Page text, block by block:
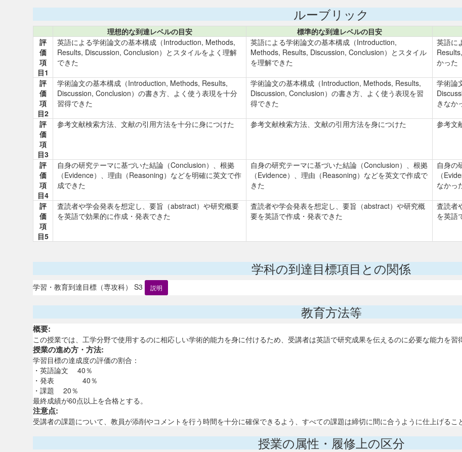
ルーブリック
理想的な到達レベルの目安 標準的な到達レベルの目安
評
価
項
目1
英語による学術論文の基本構成（Introduction, Methods,
Results, Discussion, Conclusion）とスタイルをよく理解
できた
英語による学術論文の基本構成（Introduction,
Methods, Results, Discussion, Conclusion）とスタイル
を理解できた
英語に
かった
評
価
項
目2
学術論文の基本構成（Introduction, Methods, Results,
Discussion, Conclusion）の書き方、よく使う表現を十分
習得できた
学術論文の基本構成（Introduction, Methods, Results,
Discussion, Conclusion）の書き方、よく使う表現を習
得できた
学術論
きなか
評
価
項
目3
参考文献検索方法、文献の引用方法を十分に身につけた 参考文献検索方法、文献の引用方法を身につけた 参考文
評
価
項
目4
自身の研究テーマに基づいた結論（Conclusion）、根拠
（Evidence）、理由（Reasoning）などを明確に英文で作
成できた
自身の研究テーマに基づいた結論（Conclusion）、根拠
（Evidence）、理由（Reasoning）などを英文で作成で
きた
自身の
（
なかっ
評
価
項
目5
査読者や学会発表を想定し、要旨（abstract）や研究概要
を英語で効果的に作成・発表できた
査読者や学会発表を想定し、要旨（abstract）や研究概
要を英語で作成・発表できた
査読者
を英語
学科の到達目標項目との関係
学習・教育到達目標（専攻科） S3 説明
教育方法等
概要:
この授業では、工学分野で使用するのに相応しい学術的能力を身に付けるため、受講者は英語で研究成果を伝えるのに必要な能力を習
授業の進め方・方法:
学習目標の達成度の評価の割合：
・英語論文 40％
・発表 40％
・課題 20％
最終成績が60点以上を合格とする。
注意点:
受講者の課題について、教員が添削やコメントを行う時間を十分に確保できるよう、すべての課題は締切に間に合うように仕上げるこ
授業の属性・履修上の区分